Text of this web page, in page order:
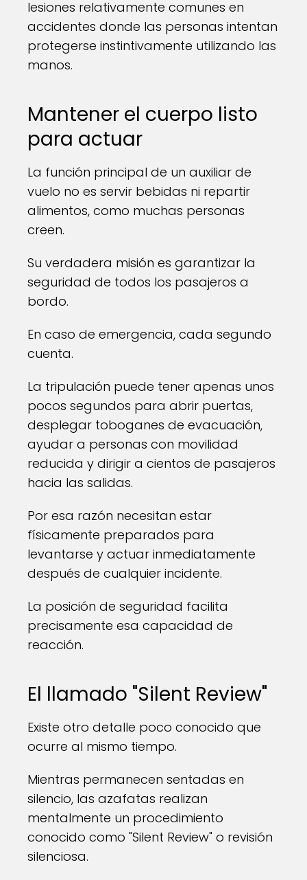
lesiones relativamente comunes en
accidentes donde las personas intentan
protegerse instintivamente utilizando las
manos.
Mantener el cuerpo listo
para actuar
La función principal de un auxiliar de
vuelo no es servir bebidas ni repartir
alimentos, como muchas personas
creen.
Su verdadera misión es garantizar la
seguridad de todos los pasajeros a
bordo.
En caso de emergencia, cada segundo
cuenta.
La tripulación puede tener apenas unos
pocos segundos para abrir puertas,
desplegar toboganes de evacuación,
ayudar a personas con movilidad
reducida y dirigir a cientos de pasajeros
hacia las salidas.
Por esa razón necesitan estar
físicamente preparados para
levantarse y actuar inmediatamente
después de cualquier incidente.
La posición de seguridad facilita
precisamente esa capacidad de
reacción.
El llamado "Silent Review"
Existe otro detalle poco conocido que
ocurre al mismo tiempo.
Mientras permanecen sentadas en
silencio, las azafatas realizan
mentalmente un procedimiento
conocido como "Silent Review" o revisión
silenciosa.